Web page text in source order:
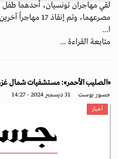
مصرعهما، وتم
ا...
متابعة القراءة ...
«الصليب الأحمر»: مستشفيات شمال
جسور بوست 31 ديسمبر 2024 - 14:27
أخبار